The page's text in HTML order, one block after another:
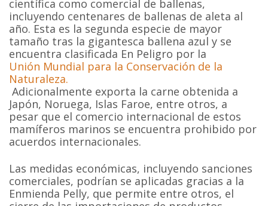
científica como comercial de ballenas,
incluyendo centenares de ballenas de aleta al
año. Esta es la segunda especie de mayor
tamaño tras la gigantesca ballena azul y se
encuentra clasificada En Peligro por la
Unión Mundial para la Conservación de la
Naturaleza.
Adicionalmente exporta la carne obtenida a
Japón, Noruega, Islas Faroe, entre otros, a
pesar que el comercio internacional de estos
mamíferos marinos se encuentra prohibido por
acuerdos internacionales.
Las medidas económicas, incluyendo sanciones
comerciales, podrían se aplicadas gracias a la
Enmienda Pelly, que permite entre otros, el